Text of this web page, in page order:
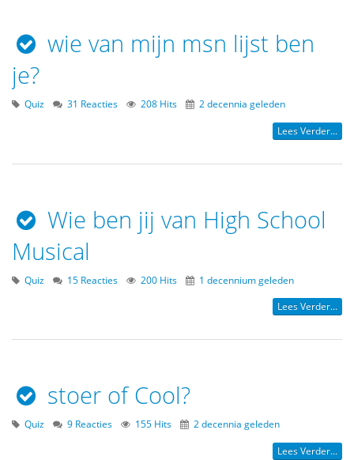
wie van mijn msn lijst ben
je?
Quiz 31 Reacties 208 Hits 2 decennia geleden
Lees Verder...
Wie ben jij van High School
Musical
Quiz 15 Reacties 200 Hits 1 decennium geleden
Lees Verder...
stoer of Cool?
Quiz 9 Reacties 155 Hits 2 decennia geleden
Lees Verder...